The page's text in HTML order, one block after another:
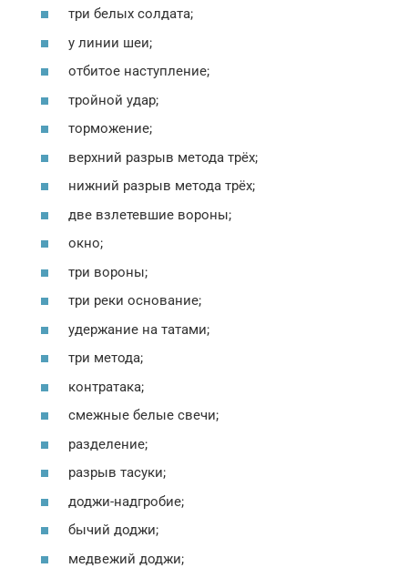
три белых солдата;
у линии шеи;
отбитое наступление;
тройной удар;
торможение;
верхний разрыв метода трёх;
нижний разрыв метода трёх;
две взлетевшие вороны;
окно;
три вороны;
три реки основание;
удержание на татами;
три метода;
контратака;
смежные белые свечи;
разделение;
разрыв тасуки;
доджи-надгробие;
бычий доджи;
медвежий доджи;